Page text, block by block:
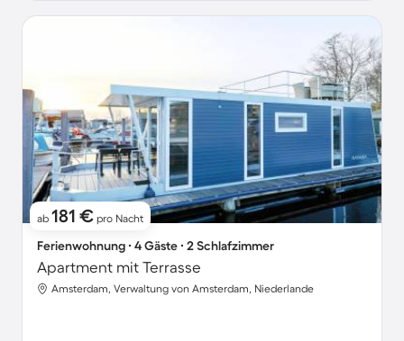
ab 181 € pro Nacht
Ferienwohnung ∙ 4 Gäste ∙ 2 Schlafzimmer
Apartment mit Terrasse
Amsterdam, Verwaltung von Amsterdam, Niederlande